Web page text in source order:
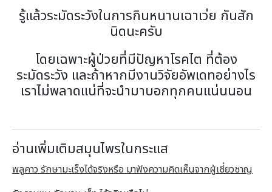
รู้แล้วระมัดระวังในการกินหนานเฉาเว่ย กันสัก
นิดนะครับ
โดยเฉพาะผู้ป่วยที่มีปัญหาโรคไต ที่ต้อง
ระมัดระวัง และถ้าหากมีงานวิจัยอัพเดทอย่างไร
เราไม่พลาดแน่ที่จะนำมาบอกทุกคนแน่นนอน
อ่านเพิ่มเติมสมุนไพรในกระแส
พลูคาว รักษามะเร็งได้จริงหรือ มาฟังความคิดเห็นจากผู้เชี่ยวชาญ